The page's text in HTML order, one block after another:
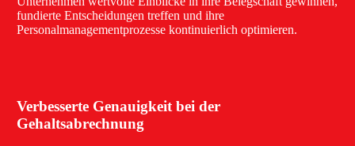
fundierte Entscheidungen treffen und ihre
Personalmanagementprozesse kontinuierlich optimieren.
Verbesserte Genauigkeit bei der
Gehaltsabrechnung